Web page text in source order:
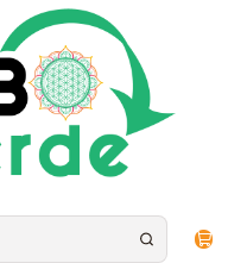
la provincia de Santiago